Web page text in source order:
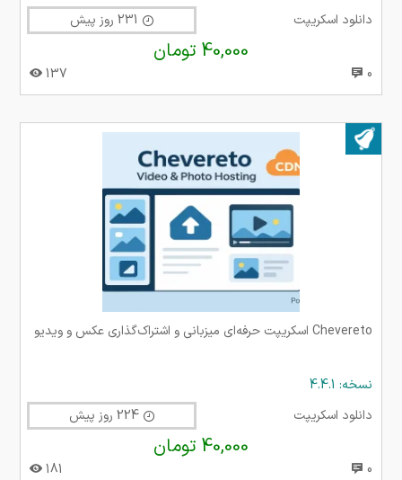
دانلود اسکریپت
40,000 تومان
0
137
Chevereto اسکریپت حرفه‌ای میزبانی و اشتراک‌گذاری عکس و ویدیو
نسخه: 4.4.1
دانلود اسکریپت
224 روز پیش
40,000 تومان
0
181